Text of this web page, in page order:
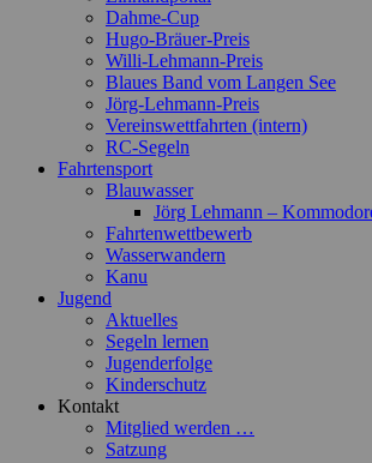
Dahme-Cup
Hugo-Bräuer-Preis
Willi-Lehmann-Preis
Blaues Band vom Langen See
Jörg-Lehmann-Preis
Vereinswettfahrten (intern)
RC-Segeln
Fahrtensport
Blauwasser
Jörg Lehmann –
Fahrtenwettbewerb
Wasserwandern
Kanu
Jugend
Aktuelles
Segeln lernen
Jugenderfolge
Kinderschutz
Kontakt
Mitglied werden …
Satzung